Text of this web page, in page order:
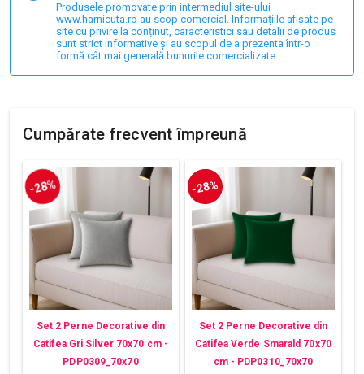
Produsele promovate prin intermediul site-ului
www.harnicuta.ro au scop comercial. Informațiile afișate pe
site cu privire la conținut, caracteristici sau detalii de produs
sunt strict informative și au scopul de a prezenta într-o
formă cât mai generală bunurile comercializate.
Cumpărate frecvent împreună
-28%
Set 2 Perne Decorative din
Catifea Gri Silver 70x70 cm -
PDP0309_70x70
-28%
Set 2 Perne Decorative din
Catifea Verde Smarald 70x70
cm - PDP0310_70x70